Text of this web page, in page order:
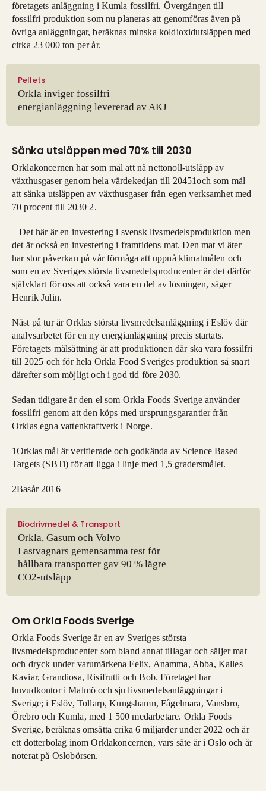
företagets anläggning i Kumla fossilfri. Övergången till
fossilfri produktion som nu planeras att genomföras även på
övriga anläggningar, beräknas minska koldioxidutsläppen med
cirka 23 000 ton per år.
Pellets
Orkla inviger fossilfri
energianläggning levererad av AKJ
Sänka utsläppen med 70% till 2030
Orklakoncernen har som mål att nå nettonoll-utsläpp av
växthusgaser genom hela värdekedjan till 20451och som mål
att sänka utsläppen av växthusgaser från egen verksamhet med
70 procent till 2030 2.
– Det här är en investering i svensk livsmedelsproduktion men
det är också en investering i framtidens mat. Den mat vi äter
har stor påverkan på vår förmåga att uppnå klimatmålen och
som en av Sveriges största livsmedelsproducenter är det därför
självklart för oss att också vara en del av lösningen, säger
Henrik Julin.
Näst på tur är Orklas största livsmedelsanläggning i Eslöv där
analysarbetet för en ny energianläggning precis startats.
Företagets målsättning är att produktionen där ska vara fossilfri
till 2025 och för hela Orkla Food Sveriges produktion så snart
därefter som möjligt och i god tid före 2030.
Sedan tidigare är den el som Orkla Foods Sverige använder
fossilfri genom att den köps med ursprungsgarantier från
Orklas egna vattenkraftverk i Norge.
1Orklas mål är verifierade och godkända av Science Based
Targets (SBTi) för att ligga i linje med 1,5 gradersmålet.
2Basår 2016
Biodrivmedel & Transport
Orkla, Gasum och Volvo
Lastvagnars gemensamma test för
hållbara transporter gav 90 % lägre
CO2-utsläpp
Om Orkla Foods Sverige
Orkla Foods Sverige är en av Sveriges största
livsmedelsproducenter som bland annat tillagar och säljer mat
och dryck under varumärkena Felix, Anamma, Abba, Kalles
Kaviar, Grandiosa, Risifrutti och Bob. Företaget har
huvudkontor i Malmö och sju livsmedelsanläggningar i
Sverige; i Eslöv, Tollarp, Kungshamn, Fågelmara, Vansbro,
Örebro och Kumla, med 1 500 medarbetare. Orkla Foods
Sverige, beräknas omsätta crika 6 miljarder under 2022 och är
ett dotterbolag inom Orklakoncernen, vars säte är i Oslo och är
noterat på Oslobörsen.